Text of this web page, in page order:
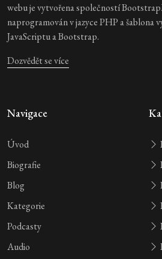
webu je vytvořena společností
naprogramován v jazyce PHP a šablona
JavaScriptu a Bootstrap.
Dozvědět se více
Navigace
Úvod
Biografie
Blog
Kategorie
Podcasty
Audio